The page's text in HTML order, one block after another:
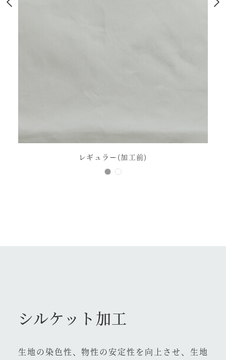
レギュラー(加工前)
シルケット加工
生地の染色性、物性の安定性を向上させ、生地